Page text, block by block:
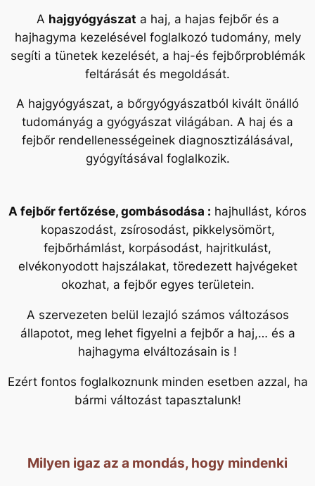
s
e
k
A hajgyógyászat a haj, a hajas fejbőr és a
hajhagyma kezelésével foglalkozó tudomány, mely
segíti a tünetek kezelését, a haj-és fejbőrproblémák
feltárását és megoldását.
A hajgyógyászat, a bőrgyógyászatból kivált önálló
tudományág a gyógyászat világában. A haj és a
fejbőr rendellenességeinek diagnosztizálásával,
gyógyításával foglalkozik.
A fejbőr fertőzése, gombásodása : hajhullást, kóros
kopaszodást, zsírosodást, pikkelysömört,
fejbőrhámlást, korpásodást, hajritkulást,
elvékonyodott hajszálakat, töredezett hajvégeket
okozhat, a fejbőr egyes területein.
A szervezeten belül lezajló számos változásos
állapotot, meg lehet figyelni a fejbőr a haj,… és a
hajhagyma elváltozásain is !
Ezért fontos foglalkoznunk minden esetben azzal, ha
bármi változást tapasztalunk!
Milyen igaz az a mondás, hogy mindenki